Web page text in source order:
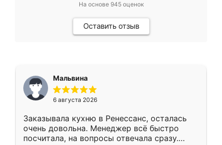
На основе 945оценок
Оставить отзыв
Мальвина
6 августа 2026
Заказывала кухню в Ренессанс, осталась
очень довольна. Менеджер всё быстро
посчитала, на вопросы отвечала сразу.